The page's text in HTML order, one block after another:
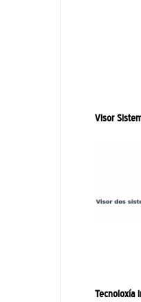
Visor
Tecnoloxía